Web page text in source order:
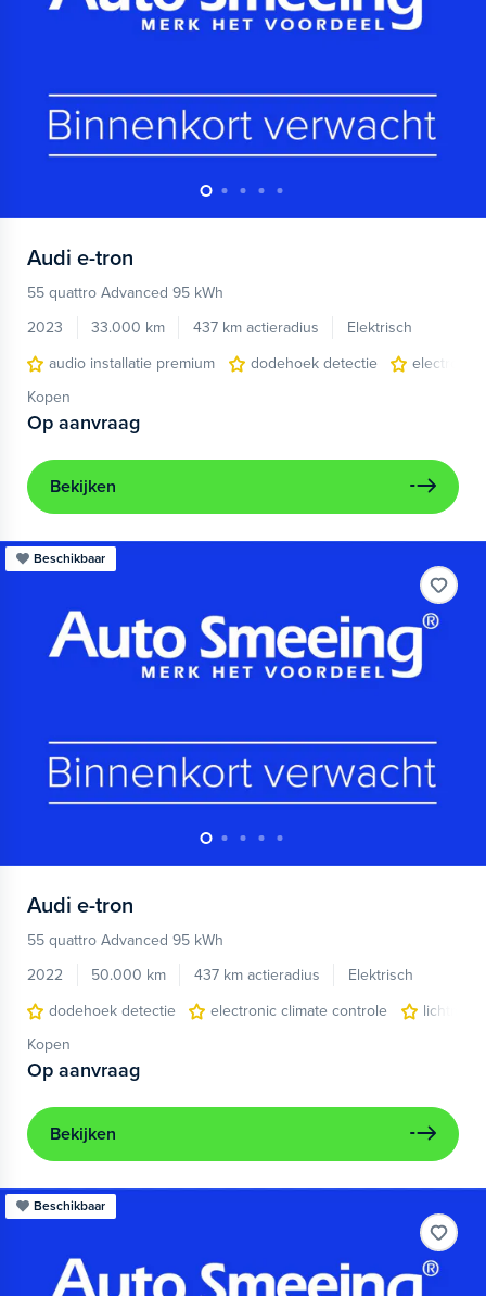
Audi e-tron
55 quattro Advanced 95 kWh
2023
33.000 km 437 km actieradius
Elektrisch
audio installatie premium
dodehoek detectie
electronic
Kopen
Op aanvraag
Bekijken
Beschikbaar
Audi e-tron
55 quattro Advanced 95 kWh
2022
50.000 km 437 km actieradius
Elektrisch
dodehoek detectie
electronic climate controle
Kopen
Op aanvraag
Bekijken
Beschikbaar